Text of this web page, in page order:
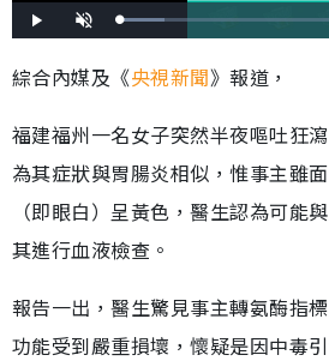
播
放
開
啟
載
入
:
1
1
%
綜合內媒及《央視新聞》報道，
福建福州一名女子突然半夜嘔吐狂
為其症狀與胃腸炎相似，惟事主雖
（即眼白）呈黃色，醫生認為可能
其進行血液檢查。
報告一出，醫生驚見事主轉氨酶指
功能受到嚴重損壞，懷疑是因中毒